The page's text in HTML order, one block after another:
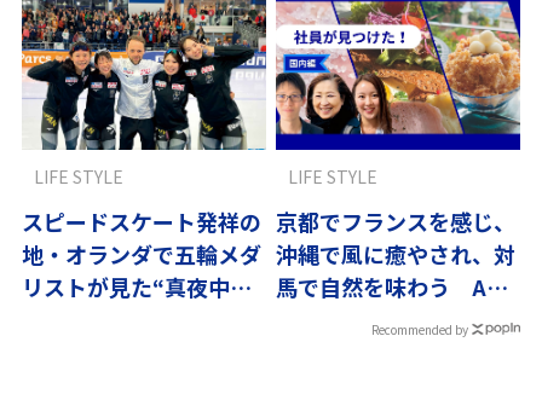
スピードスケート発祥の
地・オランダで五輪メダ
リストが見た“真夜中の
LIFE STYLE
京都でフランスを感じ、
沖縄で風に癒やされ、対
馬で自然を味わう ANA
社員が見つけた旅の楽し
LIFE STYLE
Recommended by